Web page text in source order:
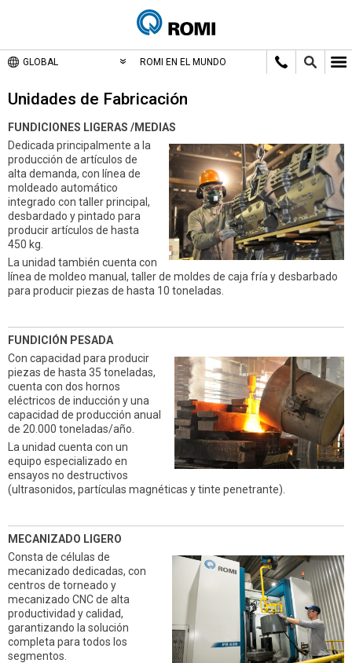
GLOBAL ROMI EN EL MUNDO
Unidades de Fabricación
FUNDICIONES LIGERAS /MEDIAS
Dedicada principalmente a la
producción de artículos de
alta demanda, con línea de
moldeado automático
integrado con taller principal,
desbardado y pintado para
producir artículos de hasta
450 kg.
La unidad también cuenta con
línea de moldeo manual, taller de moldes de caja fría y desbarbado
para producir piezas de hasta 10 toneladas.
FUNDICIÓN PESADA
Con capacidad para producir
piezas de hasta 35 toneladas,
cuenta con dos hornos
eléctricos de inducción y una
capacidad de producción anual
de 20.000 toneladas/año.
La unidad cuenta con un
equipo especializado en
ensayos no destructivos
(ultrasonidos, partículas magnéticas y tinte penetrante).
MECANIZADO LIGERO
Consta de células de
mecanizado dedicadas, con
centros de torneado y
mecanizado CNC de alta
productividad y calidad,
garantizando la solución
completa para todos los
segmentos.